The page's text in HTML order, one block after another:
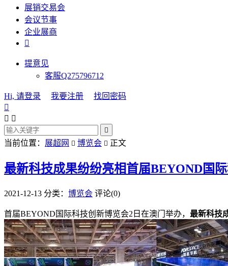
展销交易会
会议节事
企业展商

提意见
客服Q275796712
Hi, 请登录 我要注册
找回密码

 

当前位置： 展超网  博览会  正文
最新科技成果纷纷亮相首届BEYOND国
2021-12-13 分类： 博览会 评论(0)
首届BEYOND国际科技创新博览会2日在澳门举办， 最新科技